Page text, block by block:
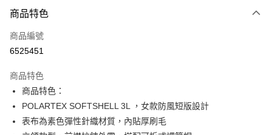
信用卡一次付款
信用卡分期付款
合作金庫商業銀行
華南商業銀行
上海商業儲蓄銀行
台北富邦商業銀行
國泰世華商業銀行
兆豐國際商業銀行
臺灣中小企業銀行
台中商業銀行
超商取貨付款
LINE Pay
Apple Pay
商品特色
商品編號
6525451
商品特色
商品特色：
POLARTEX SOFTSHELL 3L ，女款防風短版設計
表布為素色彈性針織材質，內貼厚刷毛